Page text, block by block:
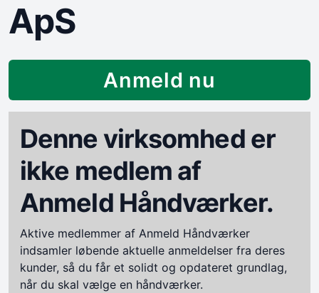
ApS
Anmeld nu
Denne virksomhed er
ikke medlem af
Anmeld Håndværker.
Aktive medlemmer af Anmeld Håndværker
indsamler løbende aktuelle anmeldelser fra deres
kunder, så du får et solidt og opdateret grundlag,
når du skal vælge en håndværker.